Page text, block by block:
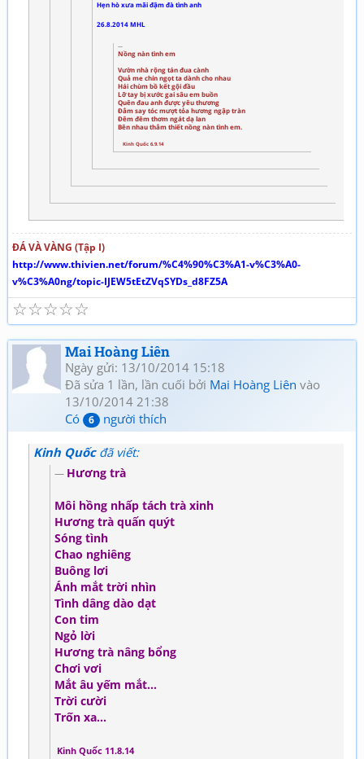
Hẹn hò xưa mãi đậm đà tình anh
26.8.2014 MHL
Nồng nàn tình em
Vườn nhà rộng tán đua cành
Quả me chín ngọt ta dành cho nhau
Hái chùm bồ kết gội đầu
Lỡ tay bị xước gai sâu em buồn
Quên đau anh được yêu thương
Đắm say tóc mượt tỏa hương ngập tràn
Đêm đêm thơm ngát dạ lan
Bên nhau thắm thiết nồng nàn tình em.
Kinh Quốc 6.9.14
ĐÁ VÀ VÀNG (Tập I)
http://www.thivien.net/forum/%C4%90%C3%A1-v%C3%A0-
v%C3%A0ng/topic-IJEW5tEtZVqSYDs_d8FZ5A
☆
☆
☆
☆
☆
Mai Hoàng Liên
Ngày gửi: 13/10/2014 15:18
Đã sửa 1 lần, lần cuối bởi Mai Hoàng Liên vào
13/10/2014 21:38
Có
6 người thích
Kinh Quốcđã viết:
Hương trà
Môi hồng nhấp tách trà xinh
Hương trà quấn quýt
Sóng tình
Chao nghiêng
Buông lơi
Ánh mắt trời nhìn
Tình dâng dào dạt
Con tim
Ngỏ lời
Hương trà nâng bổng
Chơi vơi
Mắt âu yếm mắt…
Trời cười
Trốn xa…
Kinh Quốc 11.8.14